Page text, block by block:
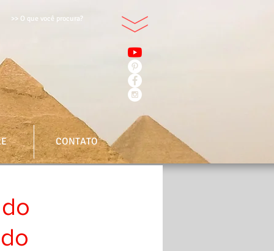
>> O que você procura?
CONTATO